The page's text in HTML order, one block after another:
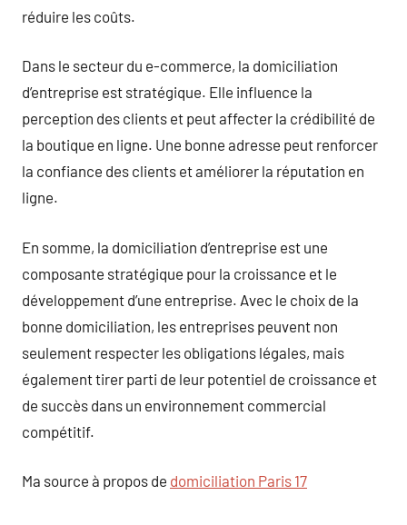
réduire les coûts.
Dans le secteur du e-commerce, la domiciliation
d’entreprise est stratégique. Elle influence la
perception des clients et peut affecter la crédibilité de
la boutique en ligne. Une bonne adresse peut renforcer
la confiance des clients et améliorer la réputation en
ligne.
En somme, la domiciliation d’entreprise est une
composante stratégique pour la croissance et le
développement d’une entreprise. Avec le choix de la
bonne domiciliation, les entreprises peuvent non
seulement respecter les obligations légales, mais
également tirer parti de leur potentiel de croissance et
de succès dans un environnement commercial
compétitif.
Ma source à propos de domiciliation Paris 17